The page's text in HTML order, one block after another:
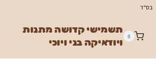
Skip
content
בס"ד
0
תשמישי קדושה מתנות
ויודאיקה בני ויוכי